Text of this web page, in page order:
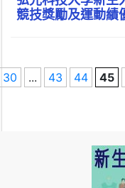
競技獎勵及運動績
30 ... 43 44 45